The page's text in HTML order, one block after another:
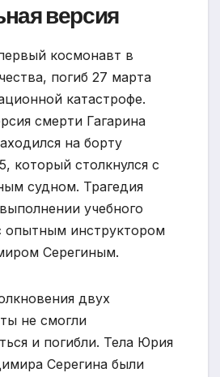
версия
космонавт в
погиб 27 марта
катастрофе.
смерти Гагарина
на борту
который столкнулся с
судном. Трагедия
учебного
опытным инструктором
Серегиным.
двух
не смогли
и погибли. Тела Юрия
Серегина были